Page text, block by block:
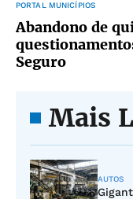
PORTAL MUNICÍPIOS
Abandono de
Seguro
Mais
AUTOS